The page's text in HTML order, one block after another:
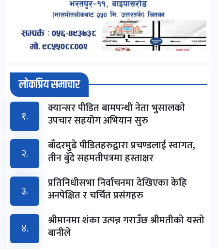
लोकप्रिय समाचार
१. क्यान्सर पीडित बामपन्थी नेता भुसालकाे
उपचार सहयोग अभियान सुरु
२.
बाँदरमुढे पीडितहरुद्वारा प्रचण्डलाई स्वागत,
तीन बुँदे सहमतीपत्रमा हस्ताक्षर
३.
प्रतिनिधीसभा निर्वाचनमा देखिएका केहि
अनपेक्षित र चर्चित प्रसंगहरु
४.
श्रीमानमा शंका उत्पन्न गराउँछ श्रीमतीको यस्तो
बानीले